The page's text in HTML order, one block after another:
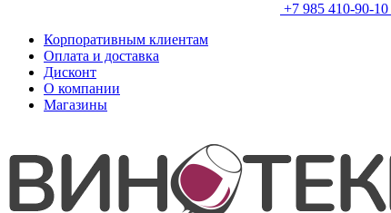
+7 985 410-90-10
Корпоративным клиентам
Оплата и доставка
Дисконт
О компании
Магазины